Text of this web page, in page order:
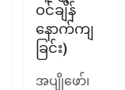
ဝင်ချိန်
နောက်ကျ
ခြင်း)
အပျိုဖော်၊